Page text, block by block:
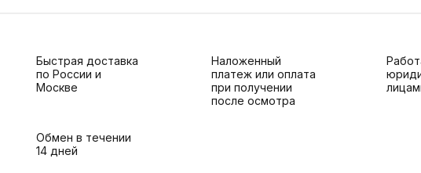
Быстрая доставка
по России и
Москве
Наложенный
платеж или оплата
при получении
после осмотра
Обмен в течении
14 дней